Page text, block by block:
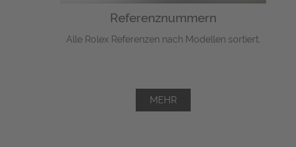
Referenznummern
Alle Rolex Referenzen nach Modellen sortiert.
MEHR